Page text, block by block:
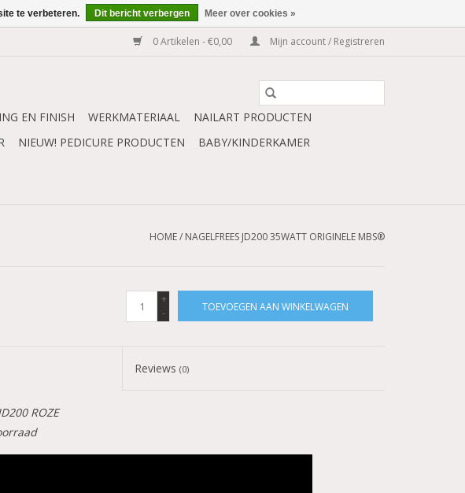
0 Artikelen - €0,00 Mijn account / Registreren
EN FINISH WERKMATERIAAL
NAILART PRODUCTEN
NIEUW! PEDICURE PRODUCTEN
BABY/KINDERKAMER
HOME/ NAGELFREES JD200 35WATT ORIGINELE MBS®
+
-
TOEVOEGEN AAN WINKELWAGEN
Reviews(0)
ROZE
te verbeteren. Dit bericht verbergen Meer over cookies »